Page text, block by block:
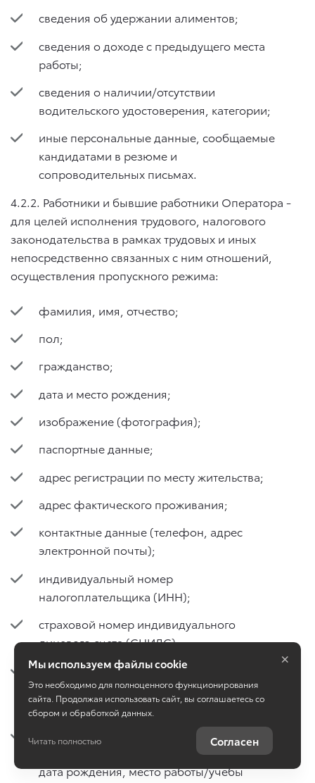
сведения об удержании алиментов;
сведения о доходе с предыдущего места
работы;
сведения о наличии/отсутствии
водительского удостоверения, категории;
иные персональные данные, сообщаемые
кандидатами в резюме и
сопроводительных письмах.
4.2.2. Работники и бывшие работники Оператора -
для целей исполнения трудового, налогового
законодательства в рамках трудовых и иных
непосредственно связанных с ним отношений,
осуществления пропускного режима:
фамилия, имя, отчество;
пол;
гражданство;
дата и место рождения;
изображение (фотография);
паспортные данные;
адрес регистрации по месту жительства;
адрес фактического проживания;
контактные данные (телефон, адрес
электронной почты);
индивидуальный номер
налогоплательщика (ИНН);
страховой номер индивидуального
лицевого счета (СНИЛС);
сведения об образовании, квалификации,
профессиональной подготовке и
повышении квалификации;
семейное положение, наличие
несовершеннолетних детей и их ФИО, и
дата рождения, место работы/учебы
Мы используем файлы cookie
Это необходимо для полноценного функционирования
сайта. Продолжая использовать сайт, вы соглашаетесь со
сбором и обработкой данных.
Читать полностью Согласен
×